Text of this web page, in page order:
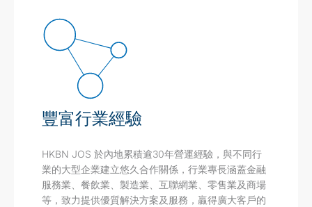
豐富行業經驗
HKBN JOS 於內地累積逾30年營運經驗，與不同行
業的大型企業建立悠久合作關係，行業專長涵蓋金融
服務業、餐飲業、製造業、互聯網業、零售業及商場
等，致力提供優質解決方案及服務，贏得廣大客戶的